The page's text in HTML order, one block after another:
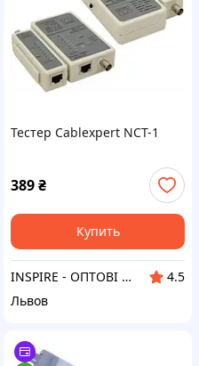
Тестер Cablexpert NCT-1
389₴
Купить
INSPIRE - ОПТОВІ ПРОДАЖІ ТА БЕЗГОТІВКА ДЛЯ БІЗНЕСУ
4.5
Львов